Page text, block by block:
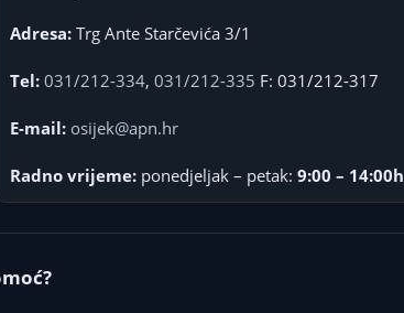
Adresa: Trg Ante Starčevića 3/1
Tel: 031/212-334,031/212-335 F: 031/212-317
E-mail: osijek@apn.hr
Radno vrijeme: ponedjeljak – petak:9:00 – 14:00h